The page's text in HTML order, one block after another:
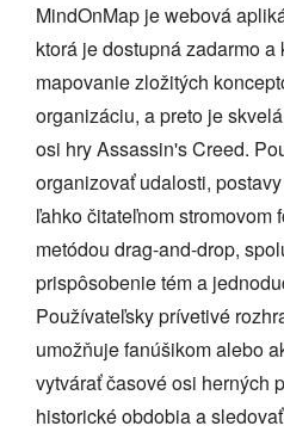
MindOnMap je webová
ktorá je dostupná zadarmo
mapovanie zložitých
organizáciu, a preto je
osi hry Assassin's Creed.
organizovať udalosti,
ľahko čitateľnom stromovom
metódou drag-and-drop,
prispôsobenie tém a
Používateľsky prívetivé
umožňuje fanúšikom alebo
vytvárať časové osi herných
historické obdobia a